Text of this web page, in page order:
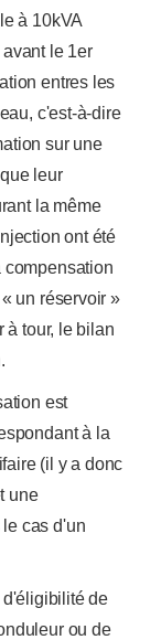
à 10kVA
le 1er
entres les
c'est-à-dire
sur une
leur
la même
ont été
compensation
un réservoir »
à tour, le bilan
est
à la
(il y a donc
une
cas d'un
d'éligibilité de
ou de